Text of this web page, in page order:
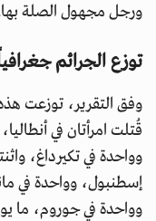
ورجل مجهول الصلة
توزع الجرائم
وفق التقرير، توزعت
قُتلت امرأتان في
وواحدة في تكيرداغ،
إسطنبول، وواحدة في
وواحدة في جوروم، ما